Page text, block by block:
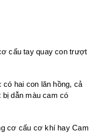
có hai con lăn hồng, cả
dẫn màu cam có
cơ cấu cơ khí hay Cam